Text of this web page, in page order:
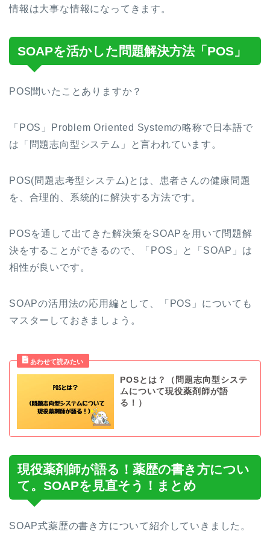
情報は大事な情報になってきます。
SOAPを活かした問題解決方法「POS」
POS聞いたことありますか？
「POS」Problem Oriented Systemの略称で日本語で
は「問題志向型システム」と言われています。
POS(問題志考型システム)とは、患者さんの健康問題
を、合理的、系統的に解決する方法です。
POSを通して出てきた解決策をSOAPを用いて問題解
決をすることができるので、「POS」と「SOAP」は
相性が良いです。
SOAPの活用法の応用編として、「POS」についても
マスターしておきましょう。
POSとは？（問題志向型システ
ムについて現役薬剤師が語
る！）
現役薬剤師が語る！薬歴の書き方につい
て。SOAPを見直そう！まとめ
SOAP式薬歴の書き方について紹介していきました。